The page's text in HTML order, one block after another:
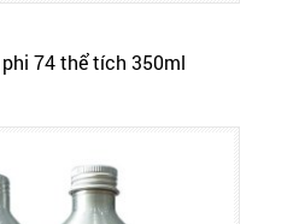
74 thể tích 350ml